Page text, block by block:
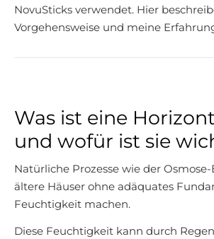
NovuSticks verwendet. Hier
Vorgehensweise und meine
Was ist eine
und wofür ist sie
Natürliche Prozesse wie der
ältere Häuser ohne adäquates
Feuchtigkeit machen.
Diese Feuchtigkeit kann durch